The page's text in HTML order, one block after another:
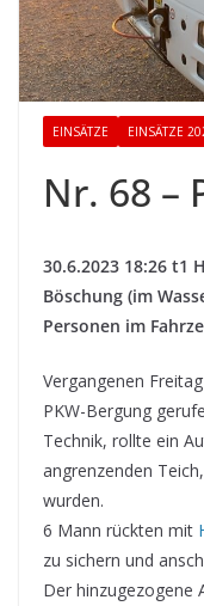
EINSÄTZE EINSÄTZE
Nr. 68 –
30.6.2023 18:26 t1
Böschung (im
Personen im
Vergangenen
PKW-Bergung
Technik, rollte ein
angrenzenden
wurden.
6 Mann rückten mit
zu sichern und
Der hinzugezogene